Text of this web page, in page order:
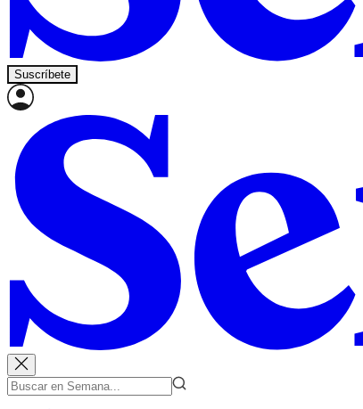
Suscríbete